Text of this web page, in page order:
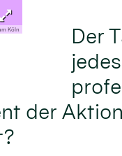
Köln
Der
der